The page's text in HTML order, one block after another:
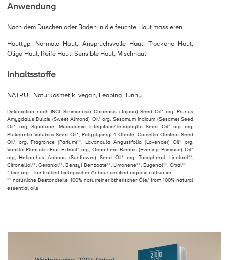
Anwendung
Nach dem Duschen oder Baden in die feuchte Haut massieren.
Hauttyp: Normale Haut, Anspruchsvolle Haut, Trockene Haut,
Ölige Haut, Reife Haut, Sensible Haut, Mischhaut
Inhaltsstoffe
NATRUE Naturkosmetik, vegan, Leaping Bunny
Deklaration nach INCI: Simmondsia Chinensis (Jojoba) Seed Oil* org, Prunus
Amygdalus Dulcis (Sweet Almond) Oil* org, Sesamum Indicum (Sesame) Seed
Oil* org, Squalane, Macadamia Integrifolia/Tetraphylla Seed Oil* org org,
Plukenetia Volubilis Seed Oil*, Polyglyceryl-4 Oleate, Camellia Oleifera Seed
Oil* org, Fragrance (Parfum)**, Lavandula Angustifolia (Lavender) Oil* org,
Vanilla Planifolia Fruit Extract* org, Oenothera Biennis (Evening Primrose) Oil*
org, Helianthus Annuus (Sunflower) Seed Oil* org, Tocopherol, Linalool**,
Citronellol**, Geraniol**, Benzyl Benzoate**, Limonene**, Eugenol**, Citral**
* bio/ org = kontrolliert biologischer Anbau/ certified organic cultivation
** natürliche Bestandteile 100% naturreiner ätherischer Öle/ from 100% natural
essential oils